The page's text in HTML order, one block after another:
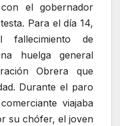
el gobernador
Para el día 14,
de
huelga general
Obrera que
Durante el paro
viajaba
su chófer, el joven